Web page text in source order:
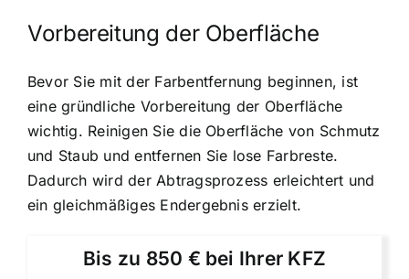
Vorbereitung der Oberfläche
Bevor Sie mit der Farbentfernung beginnen, ist
eine gründliche Vorbereitung der Oberfläche
wichtig. Reinigen Sie die Oberfläche von Schmutz
und Staub und entfernen Sie lose Farbreste.
Dadurch wird der Abtragsprozess erleichtert und
ein gleichmäßiges Endergebnis erzielt.
Bis zu 850 € bei Ihrer KFZ